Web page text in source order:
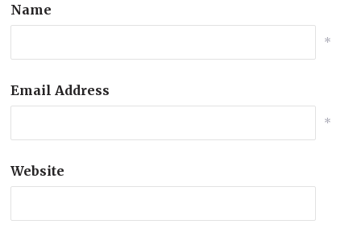
Name
*
Email Address
*
Website